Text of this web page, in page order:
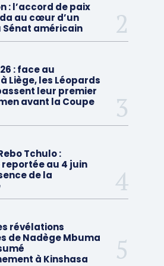
: l’accord de paix
au cœur d’un
américain
: face au
Liège, les Léopards
leur premier
avant la Coupe
Tchulo :
reportée au 4 juin
de la
révélations
de Nadège Mbuma
à Kinshasa